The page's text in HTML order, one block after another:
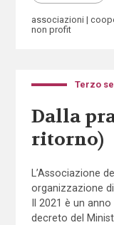
associazioni
non profit
Terzo
Dalla
ritorno)
L’Associazione
organizzazione
Il 2021 è un
decreto del